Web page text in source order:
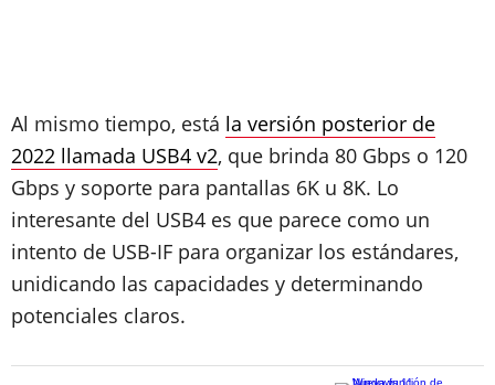
Al mismo tiempo, está la versión posterior de
2022 llamada USB4 v2, que brinda 80 Gbps o 120
Gbps y soporte para pantallas 6K u 8K. Lo
interesante del USB4 es que parece como un
intento de USB-IF para organizar los estándares,
unidicando las capacidades y determinando
potenciales claros.